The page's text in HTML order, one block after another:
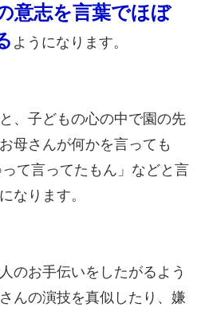
意志を言葉でほぼ
ようになります。
、子どもの心の中で園の先
母さんが何かを言っても
って言ってたもん」などと言
なります。
のお手伝いをしたがるよう
んの演技を真似したり、嫌